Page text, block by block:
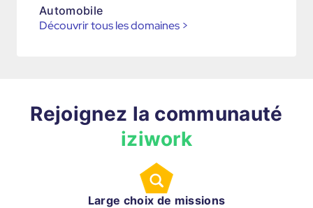
Automobile
Découvrir tous les domaines >
Rejoignez la communauté
iziwork
Large choix de missions